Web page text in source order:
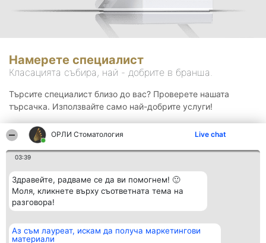
ОРЛИ Стоматология Live chat
03:39
Здравейте, радваме се да ви помогнем! 🙂
Моля, кликнете върху съответната тема на
разговора!
Аз съм лауреат, искам да получа маркетингови
материали
Намерете специалист
Класацията събира, най - добрите в бранша.
Търсите специалист близо до вас? Проверете нашата
търсачка. Използвайте само най-добрите услуги!
Организатор на
класиране
Класация Контакти